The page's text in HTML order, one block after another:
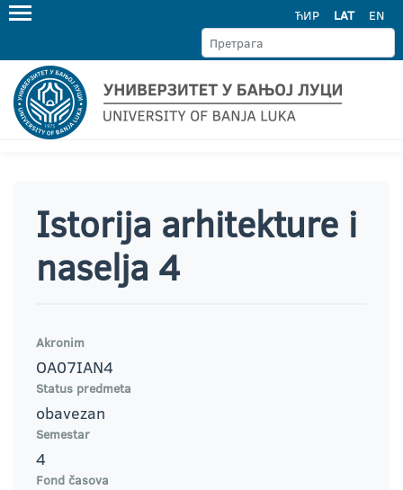
ЋИР LAT EN
Istorija arhitekture i
naselja 4
Akronim
OA07IAN4
Status predmeta
obavezan
Semestar
4
Fond časova